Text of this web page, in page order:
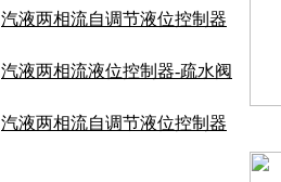
汽液两相流自调节液位控制器
汽液两相流液位控制器-疏水阀
汽液两相流自调节液位控制器